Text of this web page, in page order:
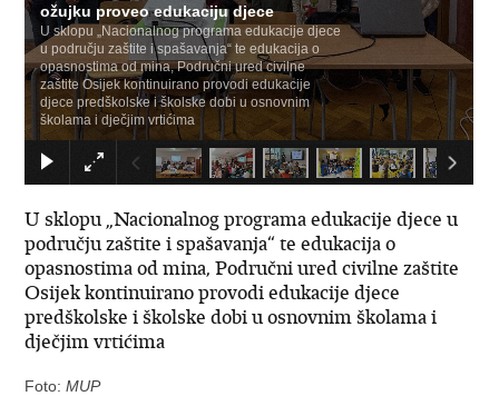
ožujku proveo edukaciju djece
U sklopu „Nacionalnog programa edukacije djece
u području zaštite i spašavanja“ te edukacija o
opasnostima od mina, Područni ured civilne
zaštite Osijek kontinuirano provodi edukacije
djece predškolske i školske dobi u osnovnim
školama i dječjim vrtićima
U sklopu „Nacionalnog programa edukacije djece u
području zaštite i spašavanja“ te edukacija o
opasnostima od mina, Područni ured civilne zaštite
Osijek kontinuirano provodi edukacije djece
predškolske i školske dobi u osnovnim školama i
dječjim vrtićima
Foto:MUP